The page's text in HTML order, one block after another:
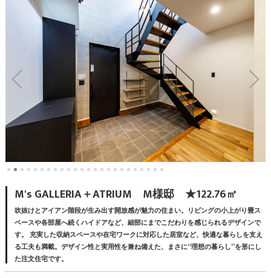
M's GALLERIA＋ATRIUM M様邸 ★122.76㎡
吹抜けとアイアン階段が生み出す開放感が魅力の住まい。リビングの小上がり畳ス
ペースや各部屋へ続くハイドアなど、細部にまでこだわりを感じられるデザインで
す。 充実した収納スペースや在宅ワークに対応した居室など、快適な暮らしを支え
る工夫も満載。デザイン性と実用性を兼ね備えた、まさに“理想の暮らし”を形にし
た注文住宅です。